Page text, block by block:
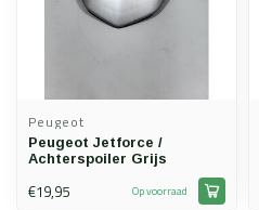
Peugeot
Peugeot Jetforce /
Achterspoiler Grijs
€19,95 Op voorraad